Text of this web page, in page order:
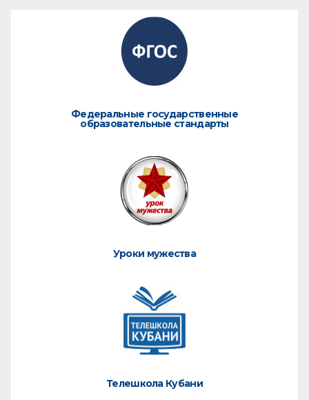
Федеральные государственные
образовательные стандарты
Уроки мужества
Телешкола Кубани